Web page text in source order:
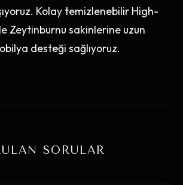
Kolay temizlenebilir High-
Zeytinburnu sakinlerine uzun
desteği sağlıyoruz.
SORULAR